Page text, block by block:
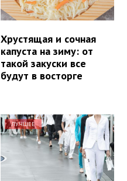
Хрустящая и сочная
капуста на зиму: от
такой закуски все
будут в восторге
ЛУЧШЕЕ